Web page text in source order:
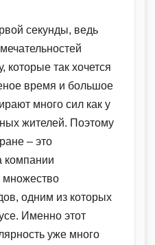
секунды, ведь
которые так хочется
время и большое
много сил как у
жителей. Поэтому
– это
компании
множество
одним из которых
Именно этот
уже много